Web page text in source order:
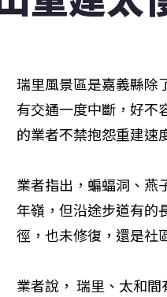
瑞里風景區是嘉義縣除
有交通一度中斷，好不
的業者不禁抱怨重建速
業者指出，蝙蝠洞、燕
年嶺，但沿途步道有的
徑，也未修復，還是社
業者說， 瑞里、太和